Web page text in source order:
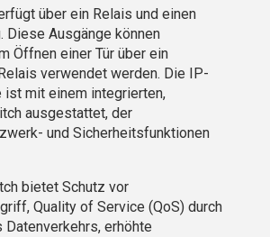
über ein Relais und einen
Diese Ausgänge können
Öffnen einer Tür über ein
verwendet werden. Die IP-
ist mit einem integrierten,
ausgestattet, der
und Sicherheitsfunktionen
bietet Schutz vor
Quality of Service (QoS) durch
erhöhte